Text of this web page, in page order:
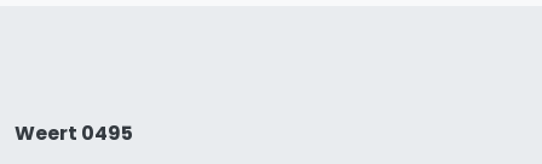
Weert 0495